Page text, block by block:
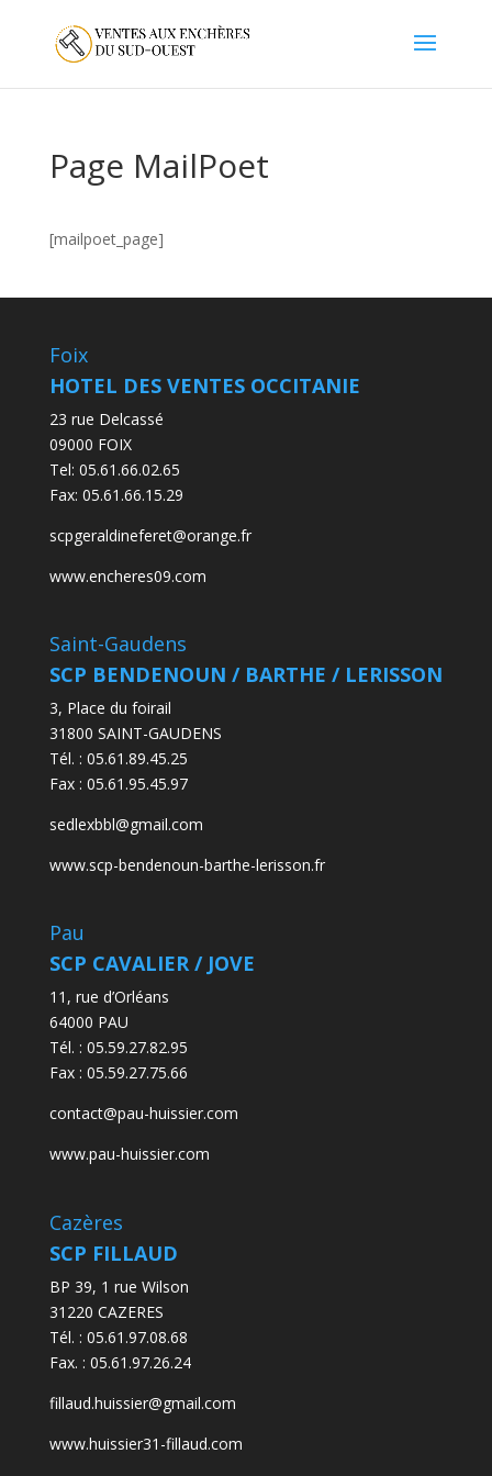
Page MailPoet
[mailpoet_page]
Foix
HOTEL DES VENTES OCCITANIE
23 rue Delcassé
09000 FOIX
Tel: 05.61.66.02.65
Fax: 05.61.66.15.29
scpgeraldineferet@orange.fr
www.encheres09.com
Saint-Gaudens
SCP BENDENOUN / BARTHE / LERISSON
3, Place du foirail
31800 SAINT-GAUDENS
Tél. : 05.61.89.45.25
Fax : 05.61.95.45.97
sedlexbbl@gmail.com
www.scp-bendenoun-barthe-lerisson.fr
Pau
SCP CAVALIER / JOVE
11, rue d’Orléans
64000 PAU
Tél. : 05.59.27.82.95
Fax : 05.59.27.75.66
contact@pau-huissier.com
www.pau-huissier.com
Cazères
SCP FILLAUD
BP 39, 1 rue Wilson
31220 CAZERES
Tél. : 05.61.97.08.68
Fax. : 05.61.97.26.24
fillaud.huissier@gmail.com
www.huissier31-fillaud.com